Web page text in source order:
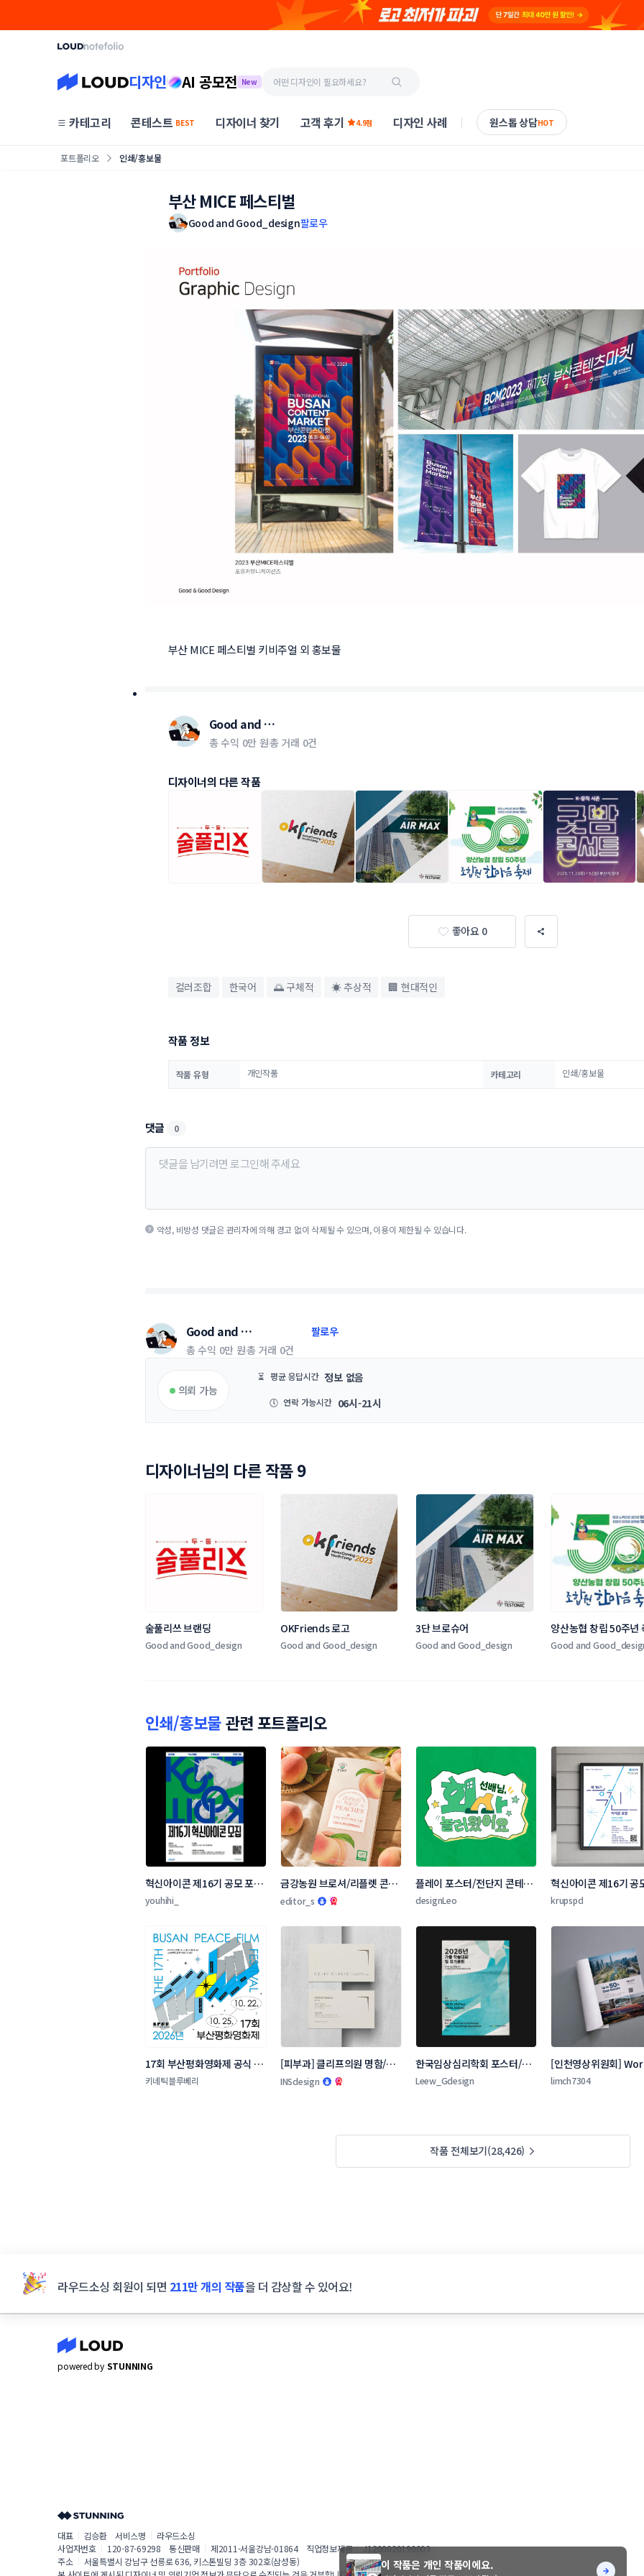
디자인 AI 공모전 New
카테고리 콘테스트 BEST 디자이너 찾기 고객 후기 4.9점 디자인 사례 원스톱 상담HOT
포트폴리오 인쇄/홍보물
부산 MICE 페스티벌
Good and Good_design팔로우
부산 MICE 페스티벌 키비주얼 외 홍보물
Good and
Good_design
총 수익 0만 원총 거래 0건
디자이너의 다른 작품
좋아요 0
컬러조합 한국어 🌅 구체적 ☀ 추상적 🏢 현대적인
작품 정보
작품 유형 개인작품 카테고리 인쇄/홍보물
댓글 0
악성, 비방성 댓글은 관리자에 의해 경고 없이 삭제될 수 있으며, 이용이 제한될 수 있습니다.
Good and
Good_design
팔로우
총 수익 0만 원총 거래 0건
의뢰 가능
⏳ 평균 응답시간 정보 없음
🕔 연락 가능시간 06시-21시
디자이너님의 다른 작품 9
술풀리쓰 브랜딩
Good and Good_design
OKFriends 로고
Good and Good_design
3단 브로슈어
Good and Good_design
양산농협 창립 50주년
Good and
인쇄/홍보물관련 포트폴리오
혁신아이콘 제16기 공모 포스
터 디자인 콘테스트
youhihi_
금강농원 브로셔/리플렛 콘테
스트
editor_s
플레이 포스터/전단지 콘테스
트
designLeo
혁신아이콘 제16기 공
터 디자인 콘테스트
krupspd
17회 부산평화영화제 공식 포
스터 공모
키네틱블루베리
[피부과] 클리프의원 명함/봉
투 콘테스트
INSdesign
한국임상심리학회 포스터/전
단지 콘테스트
Leew_Gdesign
[인천영상위원회]
Locations 잡지 광고
limch7304
작품 전체보기(28,426)
라우드소싱 회원이 되면 211만 개의 작품을 더 감상할 수 있어요!
powered by STUNNING
대표 김승환 서비스명
라우드소싱
사업자번호
120-87-69298 통신판매 제2011-서울강남-01864 직업정보제공
J1200020190003
주소
서울특별시 강남구 선릉로 636, 키스톤빌딩 3층 302호(삼성동)
이 작품은 개인 작품이에요.